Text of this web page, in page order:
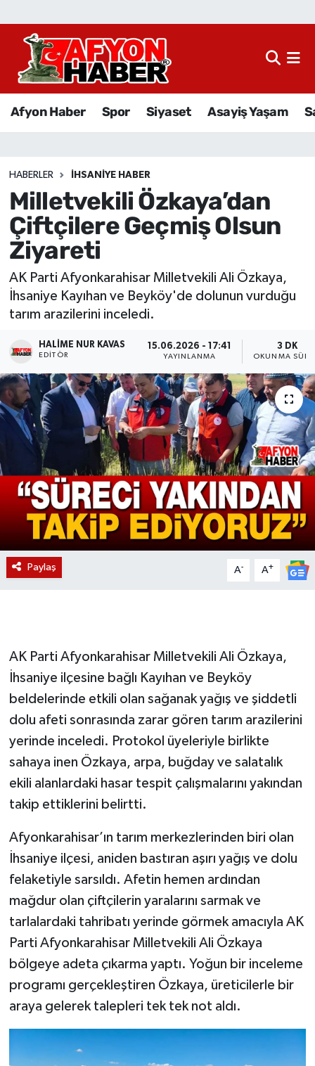
Afyon Haber Spor Siyaset Asayiş Yaşam
HABERLER İHSANIYE HABER
Milletvekili Özkaya’dan
Çiftçilere Geçmiş Olsun
Ziyareti
AK Parti Afyonkarahisar Milletvekili Ali Özkaya,
İhsaniye Kayıhan ve Beyköy'de dolunun vurduğu
tarım arazilerini inceledi.
HALIME NUR KAVAS
EDITÖR
15.06.2026 - 17:41
YAYINLANMA
3 DK
OKUNMA
Paylaş A- A+
AK Parti Afyonkarahisar Milletvekili Ali Özkaya,
İhsaniye ilçesine bağlı Kayıhan ve Beyköy
beldelerinde etkili olan sağanak yağış ve şiddetli
dolu afeti sonrasında zarar gören tarım arazilerini
yerinde inceledi. Protokol üyeleriyle birlikte
sahaya inen Özkaya, arpa, buğday ve salatalık
ekili alanlardaki hasar tespit çalışmalarını yakından
takip ettiklerini belirtti.
Afyonkarahisar’ın tarım merkezlerinden biri olan
İhsaniye ilçesi, aniden bastıran aşırı yağış ve dolu
felaketiyle sarsıldı. Afetin hemen ardından
mağdur olan çiftçilerin yaralarını sarmak ve
tarlalardaki tahribatı yerinde görmek amacıyla AK
Parti Afyonkarahisar Milletvekili Ali Özkaya
bölgeye adeta çıkarma yaptı. Yoğun bir inceleme
programı gerçekleştiren Özkaya, üreticilerle bir
araya gelerek talepleri tek tek not aldı.
Afyon Haber
Sağlık
Eğitim
Ekonomi
Magazin
Etkinlikler